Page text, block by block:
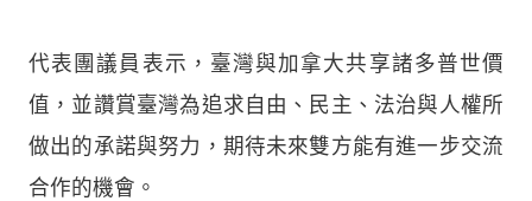
代表團議員表示，臺灣與加拿大共享諸多普世價
值，並讚賞臺灣為追求自由、民主、法治與人權所
做出的承諾與努力，期待未來雙方能有進一步交流
合作的機會。